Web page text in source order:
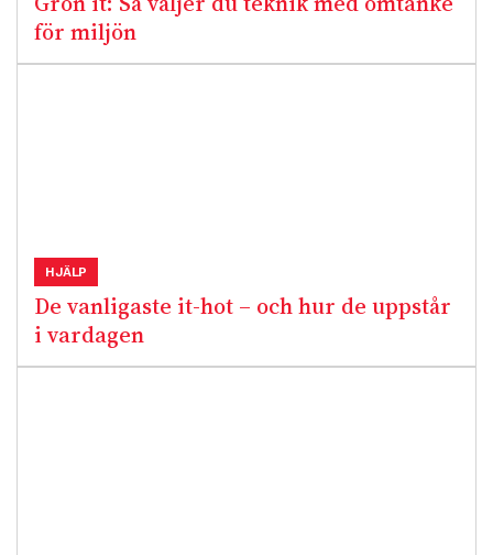
för miljön
De vanligaste it-hot – och hur de uppstår
i vardagen
HJÄLP